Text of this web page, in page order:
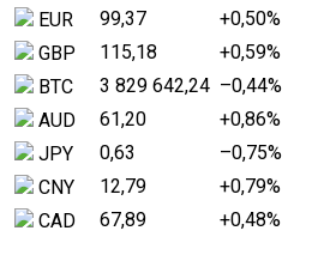
EUR
99,37 +0,50%
GBP
115,18 +0,59%
BTC
3 829 642,24 –0,44%
AUD
61,20 +0,86%
JPY
0,63 –0,75%
CNY
12,79 +0,79%
CAD
67,89 +0,48%